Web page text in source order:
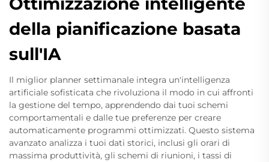
della pianificazione basata
sull'IA
Il miglior planner settimanale integra un'intelligenza
artificiale sofisticata che rivoluziona il modo in cui affronti
la gestione del tempo, apprendendo dai tuoi schemi
comportamentali e dalle tue preferenze per creare
automaticamente programmi ottimizzati. Questo sistema
avanzato analizza i tuoi dati storici, inclusi gli orari di
massima produttività, gli schemi di riunioni, i tassi di